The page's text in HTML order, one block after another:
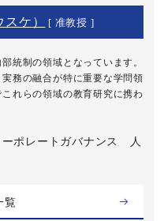
ケ） [ 准教授 ]
統制の領域となっています。
務の融合が特に重要な学問領
れらの領域の教育研究に携わ
ポレートガバナンス 人
覧